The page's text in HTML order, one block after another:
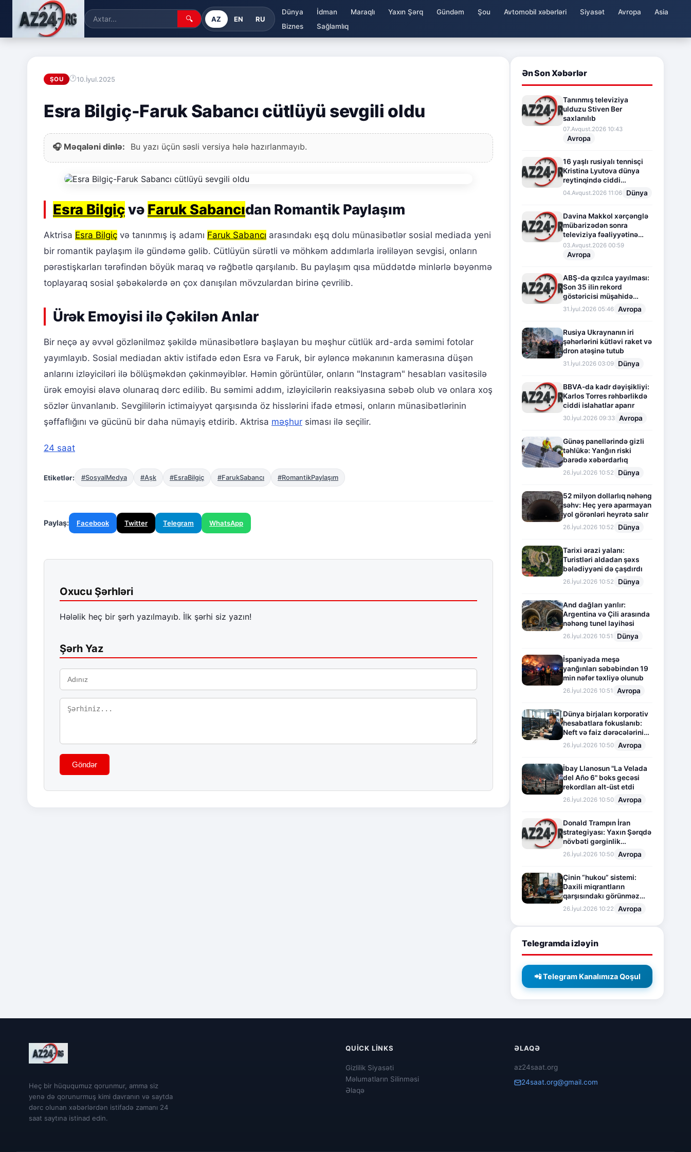
🔍 AZ EN RU
Dünya İdman Maraqlı Yaxın Şərq Gündəm Şou Avtomobil xəbərləri Siyasət Avropa
Asia
Biznes
Sağlamlıq
ŞOU 10.İyul.2025
Esra Bilgiç-Faruk Sabancı cütlüyü sevgili oldu
🎧 Məqaləni dinlə: Bu yazı üçün səsli versiya hələ hazırlanmayıb.
Esra Bilgiçvə Faruk Sabancıdan Romantik Paylaşım
Aktrisa Esra Bilgiç və tanınmış iş adamı Faruk Sabancı arasındakı eşq dolu münasibətlər sosial mediada yeni
bir romantik paylaşım ilə gündəmə gəlib. Cütlüyün sürətli və möhkəm addımlarla irəliləyən sevgisi, onların
pərəstişkarları tərəfindən böyük maraq və rəğbətlə qarşılanıb. Bu paylaşım qısa müddətdə minlərlə bəyənmə
toplayaraq sosial şəbəkələrdə ən çox danışılan mövzulardan birinə çevrilib.
Ürək Emoyisi ilə Çəkilən Anlar
Bir neçə ay əvvəl gözlənilməz şəkildə münasibətlərə başlayan bu məşhur cütlük ard-arda səmimi fotolar
yayımlayıb. Sosial mediadan aktiv istifadə edən Esra və Faruk, bir əyləncə məkanının kamerasına düşən
anlarını izləyiciləri ilə bölüşməkdən çəkinməyiblər. Həmin görüntülər, onların "Instagram" hesabları vasitəsilə
ürək emoyisi əlavə olunaraq dərc edilib. Bu səmimi addım, izləyicilərin reaksiyasına səbəb olub və onlara xoş
sözlər ünvanlanıb. Sevgililərin ictimaiyyət qarşısında öz hisslərini ifadə etməsi, onların münasibətlərinin
şəffaflığını və gücünü bir daha nümayiş etdirib. Aktrisa məşhur siması ilə seçilir.
24 saat
Etiketlər: #SosyalMedya #Aşk #EsraBilgiç #FarukSabancı #RomantikPaylaşım
Paylaş: Facebook Twitter Telegram WhatsApp
Oxucu Şərhləri
Hələlik heç bir şərh yazılmayıb. İlk şərhi siz yazın!
Şərh Yaz
Göndər
Ən Son Xəbərlər
Tanınmış televiziya
ulduzu Stiven Ber
saxlanılıb
07.Avqust.2026 10:43
Avropa
16 yaşlı rusiyalı tennisçi
Kristina Lyutova dünya
reytinqində ciddi
irəliləyişə imza atdı
04.Avqust.2026 11:06 Dünya
Davina Makkol xərçənglə
mübarizədən sonra
televiziya fəaliyyətinə
fasilə verir
03.Avqust.2026 00:59
Avropa
ABŞ-da qızılca yayılması:
Son 35 ilin rekord
göstəricisi müşahidə
olunur
31.İyul.2026 05:46 Avropa
Rusiya Ukraynanın iri
şəhərlərini kütləvi raket və
dron atəşinə tutub
31.İyul.2026 03:09 Dünya
BBVA-da kadr dəyişikliyi:
Karlos Torres rəhbərlikdə
ciddi islahatlar aparır
30.İyul.2026 09:33 Avropa
Günəş panellərində gizli
təhlükə: Yanğın riski
barədə xəbərdarlıq
26.İyul.2026 10:52 Dünya
52 milyon dollarlıq nəhəng
səhv: Heç yerə aparmayan
yol görənləri heyrətə salır
26.İyul.2026 10:52 Dünya
Tarixi ərazi yalanı:
Turistləri aldadan şəxs
bələdiyyəni də çaşdırdı
26.İyul.2026 10:52 Dünya
And dağları yarılır:
Argentina və Çili arasında
nəhəng tunel layihəsi
26.İyul.2026 10:51 Dünya
İspaniyada meşə
yanğınları səbəbindən 19
min nəfər təxliyə olunub
26.İyul.2026 10:51 Avropa
Dünya birjaları korporativ
hesabatlara fokuslanıb:
Neft və faiz dərəcələrinin
təsiri altında cari vəziyyət
26.İyul.2026 10:50 Avropa
İbay Llanosun "La Velada
del Año 6" boks gecəsi
rekordları alt-üst etdi
26.İyul.2026 10:50 Avropa
Donald Trampın İran
strategiyası: Yaxın Şərqdə
növbəti gərginlik
mərhələsi
26.İyul.2026 10:50 Avropa
Çinin “hukou” sistemi:
Daxili miqrantların
qarşısındakı görünməz
sədd
26.İyul.2026 10:22 Avropa
Telegramda izləyin
📲 Telegram Kanalımıza Qoşul
Heç bir hüququmuz qorunmur, amma siz
yenə də qorunurmuş kimi davranın və saytda
dərc olunan xəbərlərdən istifadə zamanı 24
saat saytına istinad edin.
QUICK LINKS
Gizlilik Siyasəti
Məlumatların Silinməsi
Əlaqə
ƏLAQƏ
az24saat.org
24saat.org@gmail.com